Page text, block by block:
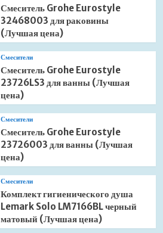
Смеситель Grohe Eurostyle
32468003 для раковины
(Лучшая цена)
Смесители
Смеситель Grohe Eurostyle
23726LS3 для ванны (Лучшая
цена)
Смесители
Смеситель Grohe Eurostyle
23726003 для ванны (Лучшая
цена)
Смесители
Комплект гигиенического душа
Lemark Solo LM7166BL черный
матовый (Лучшая цена)